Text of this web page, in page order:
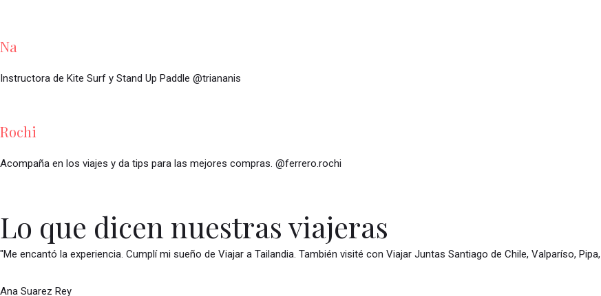
Na
Instructora de Kite Surf y Stand Up Paddle @triananis
Rochi
Acompaña en los viajes y da tips para las mejores compras. @ferrero.rochi
Lo que dicen nuestras viajeras
"Me encantó la experiencia. Cumplí mi sueño de Viajar a Tailandia. También visité con Viajar Juntas Santiago de Chile, Valparíso,
Ana Suarez Rey